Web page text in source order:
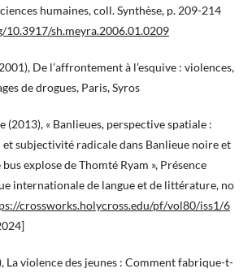
humaines, coll. Synthèse, p. 209-214
10.3917/sh.meyra.2006.01.0209
De l’affrontement à l’esquive : violences,
de drogues, Paris, Syros
(2013), « Banlieues, perspective spatiale :
subjectivité radicale dans Banlieue noire et
explose de Thomté Ryam », Présence
internationale de langue et de littérature, no
crossworks.holycross.edu/pf/vol80/iss1/6
La violence des jeunes : Comment fabrique-t-